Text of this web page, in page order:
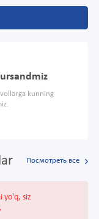
kunning
Посмотреть все
yo'q, siz